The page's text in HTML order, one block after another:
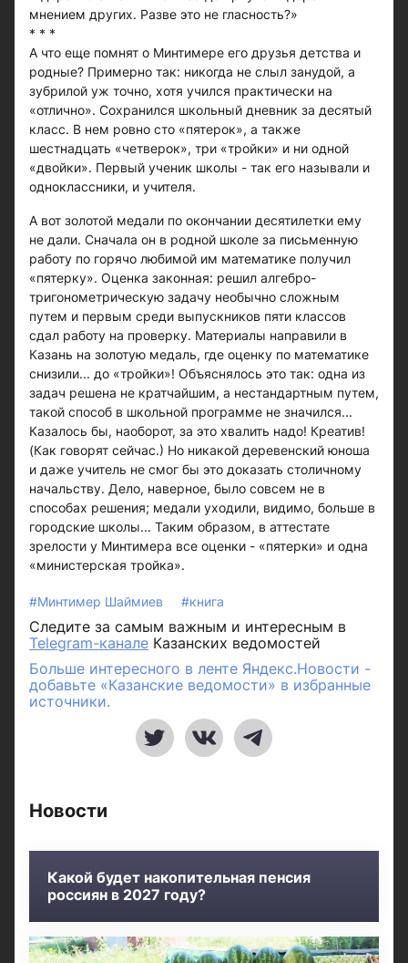
мнением других. Разве это не гласность?»
* * *
А что еще помнят о Минтимере его друзья детства и
родные? Примерно так: никогда не слыл занудой, а
зубрилой уж точно, хотя учился практически на
«отлично». Сохранился школьный дневник за десятый
класс. В нем ровно сто «пятерок», а также
шестнадцать «четверок», три «тройки» и ни одной
«двойки». Первый ученик школы - так его называли и
одноклассники, и учителя.
А вот золотой медали по окончании десятилетки ему
не дали. Сначала он в родной школе за письменную
работу по горячо любимой им математике получил
«пятерку». Оценка законная: решил алгебро-
тригонометрическую задачу необычно сложным
путем и первым среди выпускников пяти классов
сдал работу на проверку. Материалы направили в
Казань на золотую медаль, где оценку по математике
снизили... до «тройки»! Объяснялось это так: одна из
задач решена не кратчайшим, а нестандартным путем,
такой способ в школьной программе не значился...
Казалось бы, наоборот, за это хвалить надо! Креатив!
(Как говорят сейчас.) Но никакой деревенский юноша
и даже учитель не смог бы это доказать столичному
начальству. Дело, наверное, было совсем не в
способах решения; медали уходили, видимо, больше в
городские школы... Таким образом, в аттестате
зрелости у Минтимера все оценки - «пятерки» и одна
«министерская тройка».
#Минтимер Шаймиев #книга
Следите за самым важным и интересным в
Telegram-канале Казанских ведомостей
Больше интересного в ленте Яндекс.Новости -
добавьте «Казанские ведомости» в избранные
источники.
Новости
Какой будет накопительная пенсия
россиян в 2027 году?